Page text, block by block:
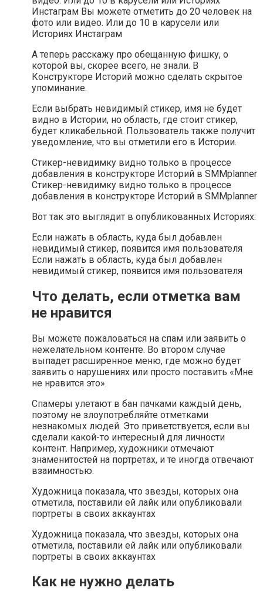
Инстаграм Вы можете отметить до 20 человек на
фото или видео. Или до 10 в карусели или
Историях Инстаграм
А теперь расскажу про обещанную фишку, о
которой вы, скорее всего, не знали. В
Конструкторе Историй можно сделать скрытое
упоминание.
Если выбрать невидимый стикер, имя не будет
видно в Истории, но область, где стоит стикер,
будет кликабельной. Пользователь также получит
уведомление, что вы отметили его в Истории.
Стикер-невидимку видно только в процессе
добавления в конструкторе Историй в SMMplanner
Стикер-невидимку видно только в процессе
добавления в конструкторе Историй в SMMplanner
Вот так это выглядит в опубликованных Историях:
Если нажать в область, куда был добавлен
невидимый стикер, появится имя пользователя
Если нажать в область, куда был добавлен
невидимый стикер, появится имя пользователя
Что делать, если отметка вам
не нравится
Вы можете пожаловаться на спам или заявить о
нежелательном контенте. Во втором случае
выпадет расширенное меню, где можно будет
заявить о нарушениях или просто поставить «Мне
не нравится это».
Спамеры улетают в бан пачками каждый день,
поэтому не злоупотребляйте отметками
незнакомых людей. Это приветствуется, если вы
сделали какой-то интересный для личности
контент. Например, художники отмечают
знаменитостей на портретах, и те иногда отвечают
взаимностью.
Художница показала, что звезды, которых она
отметила, поставили ей лайк или опубликовали
портреты в своих аккаунтах
Художница показала, что звезды, которых она
отметила, поставили ей лайк или опубликовали
портреты в своих аккаунтах
Как не нужно делать